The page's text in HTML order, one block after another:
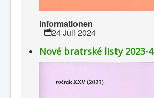
Informationen
24 Juli 2024
Nové bratrské listy 2023-4